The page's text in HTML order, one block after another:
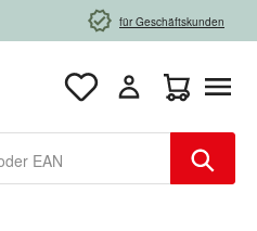
für Geschäftskunden